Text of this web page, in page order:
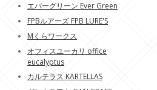
エバーグリーン Ever Green
FPBルアーズ FPB LURE'S
Mくらワークス
オフィスユーカリ office
eucalyptus
カルテラス KARTELLAS